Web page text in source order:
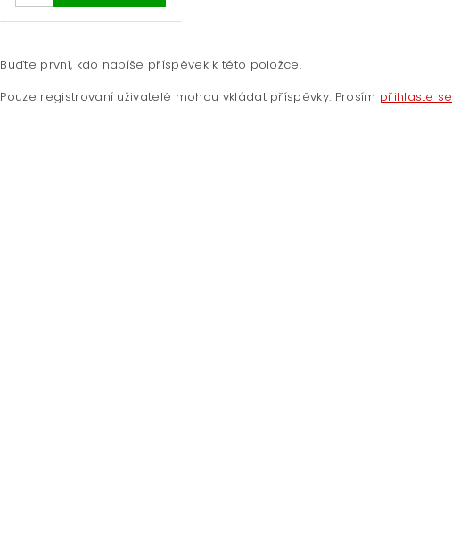
Buďte první, kdo napíše příspěvek k této položce.
Pouze registrovaní uživatelé mohou vkládat příspěvky. Prosím přihlaste se